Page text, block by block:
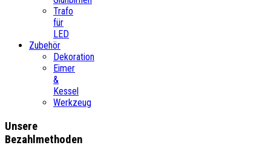
Trafo
für
LED
Zubehör
Dekoration
Eimer
&
Kessel
Werkzeug
Unsere
Bezahlmethoden